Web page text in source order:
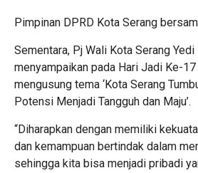
Pimpinan DPRD Kota Serang
Sementara, Pj Wali Kota Serang Yedi
menyampaikan pada Hari Jadi Ke-
mengusung tema ‘Kota Serang
Potensi Menjadi Tangguh dan Maju’.
“Diharapkan dengan memiliki
dan kemampuan bertindak dalam
sehingga kita bisa menjadi pribadi